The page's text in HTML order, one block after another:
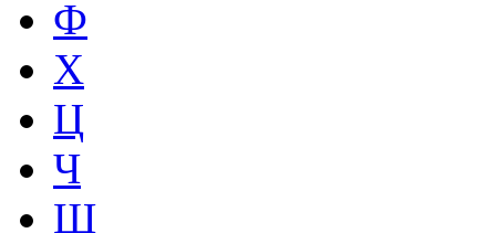
Ф
Х
Ц
Ч
Ш